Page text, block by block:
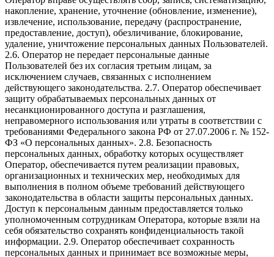
накопление, хранение, уточнение (обновление, изменение),
извлечение, использование, передачу (распространение,
предоставление, доступ), обезличивание, блокирование,
удаление, уничтожение персональных данных Пользователей.
2.6. Оператор не передает персональные данные
Пользователей без их согласия третьим лицам, за
исключением случаев, связанных с исполнением
действующего законодательства. 2.7. Оператор обеспечивает
защиту обрабатываемых персональных данных от
несанкционированного доступа и разглашения,
неправомерного использования или утраты в соответствии с
требованиями Федерального закона РФ от 27.07.2006 г. № 152-
ФЗ «О персональных данных». 2.8. Безопасность
персональных данных, обработку которых осуществляет
Оператор, обеспечивается путем реализации правовых,
организационных и технических мер, необходимых для
выполнения в полном объеме требований действующего
законодательства в области защиты персональных данных.
Доступ к персональным данным предоставляется только
уполномоченным сотрудникам Оператора, которые взяли на
себя обязательство сохранять конфиденциальность такой
информации. 2.9. Оператор обеспечивает сохранность
персональных данных и принимает все возможные меры,